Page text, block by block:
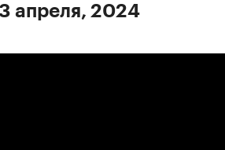
апреля, 2024